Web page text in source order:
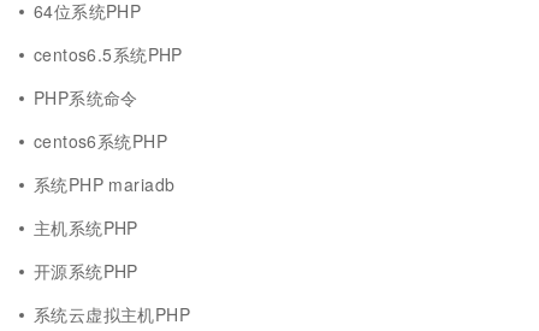
64位系统PHP
centos6.5系统PHP
PHP系统命令
centos6系统PHP
系统PHP mariadb
主机系统PHP
开源系统PHP
系统云虚拟主机PHP